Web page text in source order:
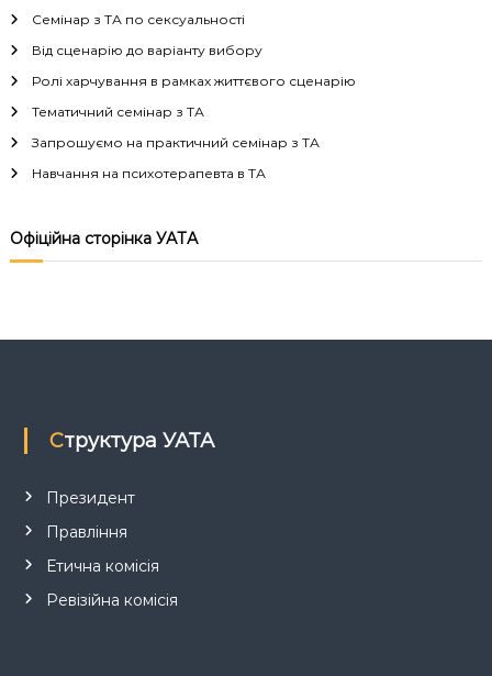
Семінар з ТА по сексуальності
Від сценарію до варіанту вибору
Ролі харчування в рамках життєвого сценарію
Тематичний семінар з ТА
Запрошуємо на практичний семінар з ТА
Навчання на психотерапевта в ТА
Офіційна сторінка УАТА
Структура УАТА
Президент
Правління
Етична комісія
Ревізійна комісія